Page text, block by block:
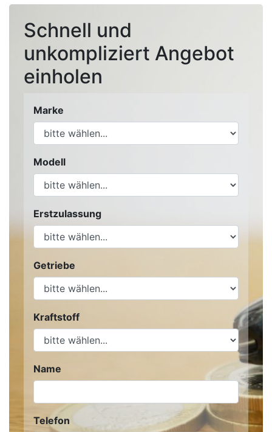
Schnell und
unkompliziert Angebot
einholen
Marke
Modell
Erstzulassung
Getriebe
Kraftstoff
Name
Telefon